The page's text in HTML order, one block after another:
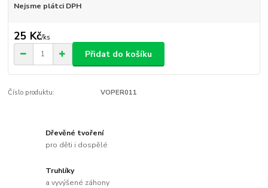
Nejsme plátci DPH
25 Kč/ks
Přidat do košíku
Číslo produktu: VOPER011
Dřevěné tvoření
pro děti i dospělé
Truhlíky
a vyvýšené záhony